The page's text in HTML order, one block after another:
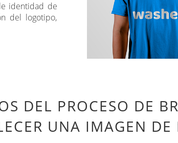
identidad de
del logotipo,
DEL PROCESO DE
UNA IMAGEN